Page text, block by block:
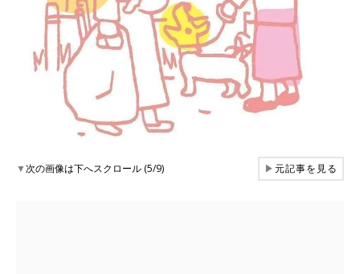
▼次の画像は下へスクロール (5/9) ▶元記事を見る